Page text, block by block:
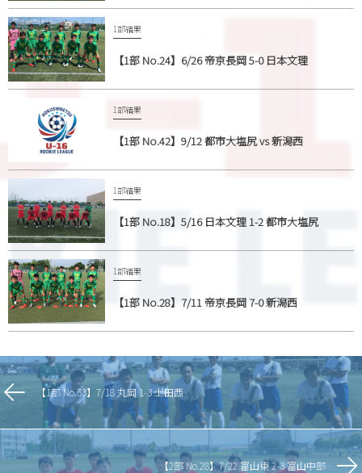
1部結果
【1部 No.24】6/26 帝京長岡 5-0 日本文理
1部結果
【1部 No.42】9/12 都市大塩尻 vs 新潟西
1部結果
【1部 No.18】5/16 日本文理 1-2 都市大塩尻
1部結果
【1部 No.28】7/11 帝京長岡 7-0 新潟西
【1部 No.33】7/18 丸岡 1-3 上田西
【2部 No.28】7/22 富山東 2-3 富山中部